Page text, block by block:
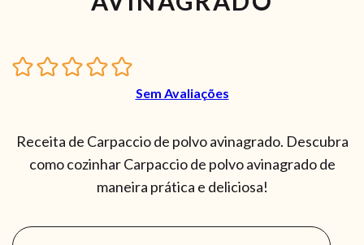
Sem Avaliações
Receita de Carpaccio de polvo avinagrado. Descubra
como cozinhar Carpaccio de polvo avinagrado de
maneira prática e deliciosa!